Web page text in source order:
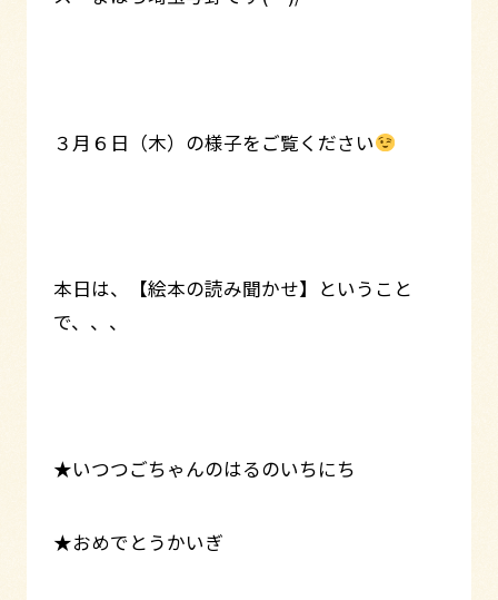
３月６日（木）の様子をご覧ください
本日は、【絵本の読み聞かせ】ということ
で、、、
★いつつごちゃんのはるのいちにち
★おめでとうかいぎ